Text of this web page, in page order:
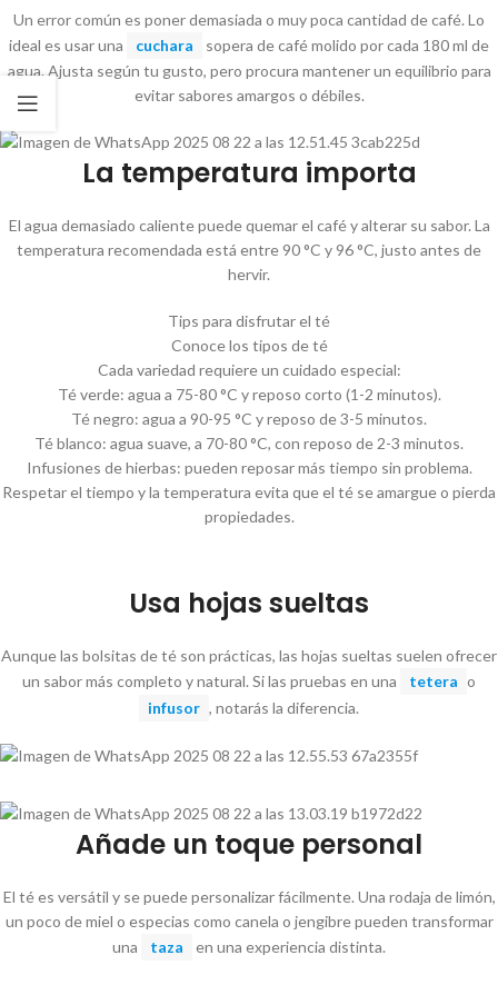
Un error común es poner demasiada o muy poca cantidad de café. Lo
ideal es usar una
cuchara
sopera de café molido por cada 180 ml de
agua. Ajusta según tu gusto, pero procura mantener un equilibrio para
evitar sabores amargos o débiles.
La temperatura importa
El agua demasiado caliente puede quemar el café y alterar su sabor. La
temperatura recomendada está entre 90 °C y 96 °C, justo antes de
hervir.
Tips para disfrutar el té
Conoce los tipos de té
Cada variedad requiere un cuidado especial:
Té verde: agua a 75-80 °C y reposo corto (1-2 minutos).
Té negro: agua a 90-95 °C y reposo de 3-5 minutos.
Té blanco: agua suave, a 70-80 °C, con reposo de 2-3 minutos.
Infusiones de hierbas: pueden reposar más tiempo sin problema.
Respetar el tiempo y la temperatura evita que el té se amargue o pierda
propiedades.
Usa hojas sueltas
Aunque las bolsitas de té son prácticas, las hojas sueltas suelen ofrecer
un sabor más completo y natural. Si las pruebas en una
tetera o
infusor , notarás la diferencia.
Añade un toque personal
El té es versátil y se puede personalizar fácilmente. Una rodaja de limón,
un poco de miel o especias como canela o jengibre pueden transformar
una
taza en una experiencia distinta.